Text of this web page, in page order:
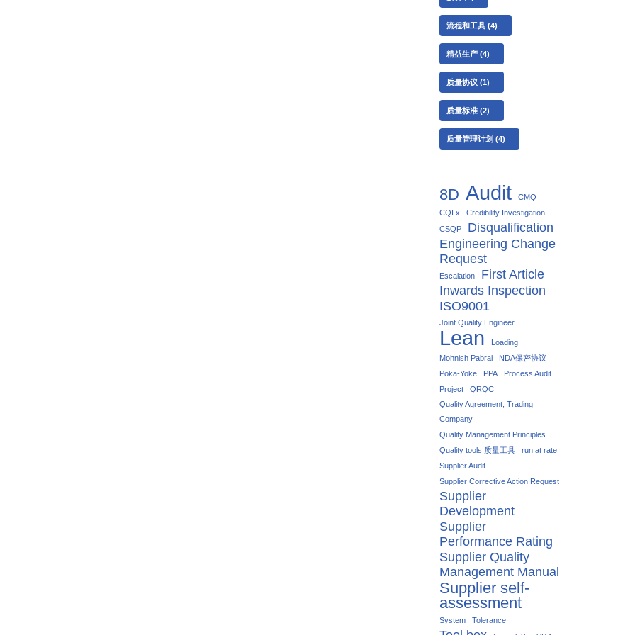
流程和工具 (4)
精益生产 (4)
质量协议 (1)
质量标准 (2)
质量管理计划 (4)
8D Audit
CMQ
CQI x
Credibility Investigation
CSQP
Disqualification
Engineering Change
Request
Escalation
First Article
Inwards Inspection
ISO9001
Joint Quality Engineer
Lean
Loading
Mohnish Pabrai
NDA保密协议
Poka-Yoke
PPA
Process Audit
Project
QRQC
Quality Agreement, Trading
Company
Quality Management Principles
Quality tools 质量工具
run at rate
Supplier Audit
Supplier Corrective Action Request
Supplier
Development
Supplier
Performance Rating
Supplier Quality
Management Manual
Supplier self-
assessment
System Tolerance